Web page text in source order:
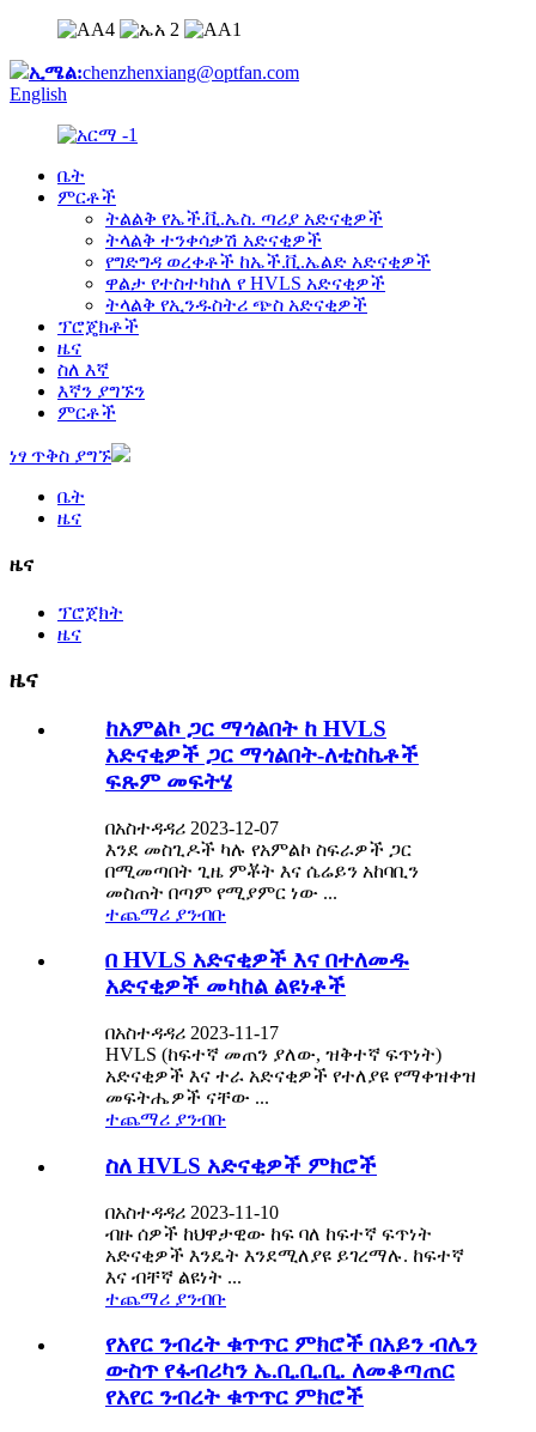
ኢሜል:chenzhenxiang@optfan.com
English
ቤት
ምርቶች
ትልልቅ የኤች.ቪ.ኤስ. ጣሪያ አድናቂዎች
ትላልቅ ተንቀሳቃሽ አድናቂዎች
የግድግዳ ወረቀቶች ከኤች.ቪ.ኤልድ አድናቂዎች
ዋልታ የተስተካከለ የ HVLS አድናቂዎች
ትላልቅ የኢንዱስትሪ ጭስ አድናቂዎች
ፕሮጄክቶች
ዜና
ስለ እኛ
እኛን ያግኙን
ምርቶች
ነፃ ጥቅስ ያግኙ
ቤት
ዜና
ዜና
ፕሮጀክት
ዜና
ዜና
ከአምልኮ ጋር ማጎልበት ከ HVLS
አድናቂዎች ጋር ማጎልበት-ለቲስኬቶች
ፍጹም መፍትሄ
በአስተዳዳሪ 2023-12-07
እንደ መስጊዶች ካሉ የአምልኮ ስፍራዎች ጋር
በሚመጣበት ጊዜ ምቾት እና ሴሬይን አከባቢን
መስጠት በጣም የሚያምር ነው ...
ተጨማሪ ያንብቡ
በ HVLS አድናቂዎች እና በተለመዱ
አድናቂዎች መካከል ልዩነቶች
በአስተዳዳሪ 2023-11-17
HVLS (ከፍተኛ መጠን ያለው, ዝቅተኛ ፍጥነት)
አድናቂዎች እና ተራ አድናቂዎች የተለያዩ የማቀዝቀዝ
መፍትሔዎች ናቸው ...
ተጨማሪ ያንብቡ
ስለ HVLS አድናቂዎች ምክሮች
በአስተዳዳሪ 2023-11-10
ብዙ ሰዎች ከህዋታዊው ከፍ ባለ ከፍተኛ ፍጥነት
አድናቂዎች እንዴት እንደሚለያዩ ይገረማሉ. ከፍተኛ
እና ብቸኛ ልዩነት ...
ተጨማሪ ያንብቡ
የአየር ንብረት ቁጥጥር ምክሮች በአይን ብሌን
ውስጥ የፋብሪካን ኤ.ቢ.ቢ.ቢ. ለመቆጣጠር
የአየር ንብረት ቁጥጥር ምክሮች